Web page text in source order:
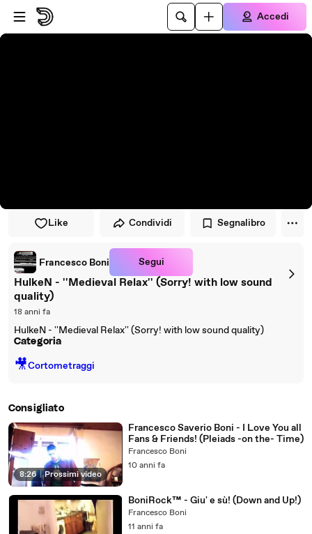
Vai al lettore
Passa al contenuto principale
Accedi
Like Condividi Segnalibro
Francesco Boni Segui
HulkeN - ''Medieval Relax'' (Sorry! with low sound
quality)
18 anni fa
HulkeN - ''Medieval Relax'' (Sorry! with low sound quality)
Categoria
🎥Cortometraggi
Consigliato
8:26 | Prossimi video
Francesco Saverio Boni - I Love You all
Fans & Friends! (Pleiads -on the- Time)
Francesco Boni
10 anni fa
BoniRock™ - Giu' e sù! (Down and Up!)
Francesco Boni
11 anni fa